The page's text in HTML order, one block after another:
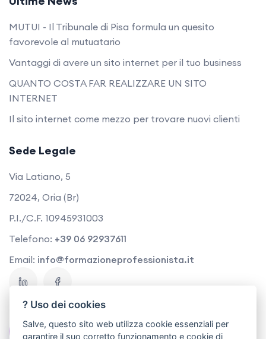
MUTUI - Il Tribunale di Pisa formula un quesito
favorevole al mutuatario
Vantaggi di avere un sito internet per il tuo business
QUANTO COSTA FAR REALIZZARE UN SITO
INTERNET
Il sito internet come mezzo per trovare nuovi clienti
Sede Legale
Via Latiano, 5
72024, Oria (Br)
P.I./C.F. 10945931003
Telefono: +39 06 92937611
Email: info@formazioneprofessionista.it
Contattaci
? Uso dei cookies
Salve, questo sito web utilizza cookie essenziali per
garantire il suo corretto funzionamento e cookie di